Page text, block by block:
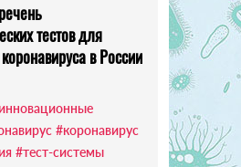
тестов для
в России
#коронавирус
#тест-системы